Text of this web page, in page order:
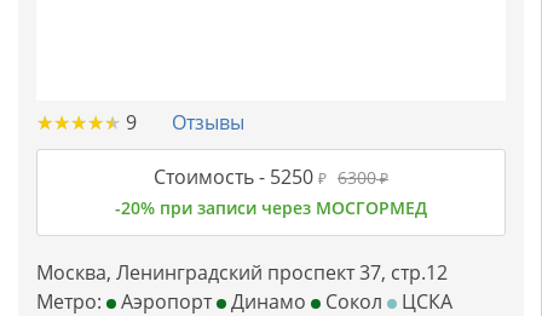
★★★★★
★★★★★ 9 Отзывы
Стоимость - 5250 ₽ 6300₽
-20% при записи через МОСГОРМЕД
Москва, Ленинградский проспект 37, стр.12
Метро:
Аэропорт Динамо Сокол
ЦСКА